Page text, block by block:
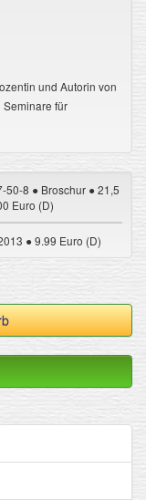
und Autorin von
für
50-8 ● Broschur ● 21,5
Euro (D)
● 9.99 Euro (D)